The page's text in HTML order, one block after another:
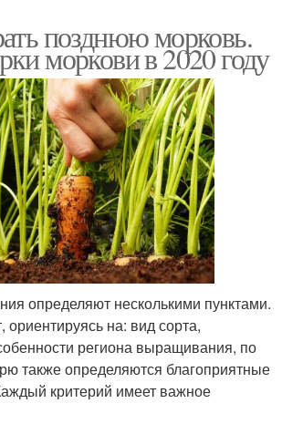
позднюю морковь.
моркови в 2020 году
определяют несколькими пунктами.
на: вид сорта,
региона выращивания, по
также определяются благоприятные
критерий имеет важное